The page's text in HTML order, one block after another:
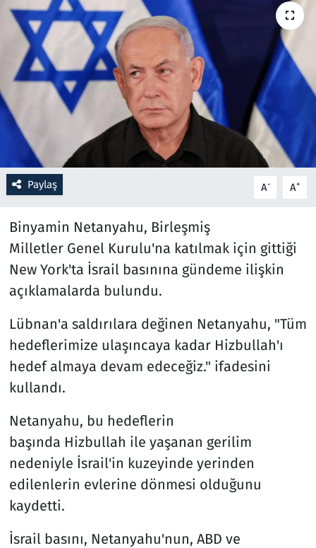
Paylaş A- A+
Binyamin Netanyahu, Birleşmiş
Milletler Genel Kurulu'na katılmak için gittiği
New York'ta İsrail basınına gündeme ilişkin
açıklamalarda bulundu.
Lübnan'a saldırılara değinen Netanyahu, "Tüm
hedeflerimize ulaşıncaya kadar Hizbullah'ı
hedef almaya devam edeceğiz." ifadesini
kullandı.
Netanyahu, bu hedeflerin
başında Hizbullah ile yaşanan gerilim
nedeniyle İsrail'in kuzeyinde yerinden
edilenlerin evlerine dönmesi olduğunu
kaydetti.
İsrail basını, Netanyahu'nun, ABD ve
Oyun
Ramazan
Resmi İlanlar
Rüya Tabirleri
Sağlık
Savunma Sanayi
Seçim 2023
Spor
Televizyon